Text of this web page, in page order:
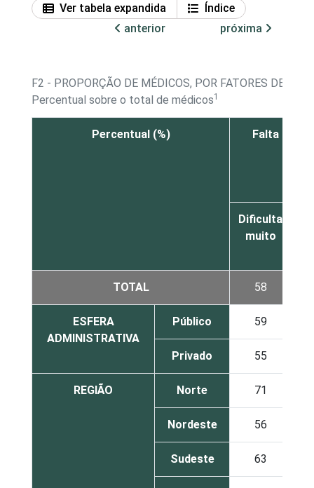
Ver tabela expandida
Índice
anterior
próxima
F2 - PROPORÇÃO DE MÉDICOS, POR FATORES DE
Percentual sobre o total de médicos1
Percentual (%) Falta de
Dificulta
muito
TOTAL 58
ESFERA
ADMINISTRATIVA
Público 59
Privado 55
REGIÃO Norte 71
Nordeste 56
Sudeste 63